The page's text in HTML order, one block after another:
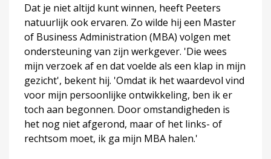
Dat je niet altijd kunt winnen, heeft Peeters
natuurlijk ook ervaren. Zo wilde hij een Master
of Business Administration (MBA) volgen met
ondersteuning van zijn werkgever. 'Die wees
mijn verzoek af en dat voelde als een klap in mijn
gezicht', bekent hij. 'Omdat ik het waardevol vind
voor mijn persoonlijke ontwikkeling, ben ik er
toch aan begonnen. Door omstandigheden is
het nog niet afgerond, maar of het links- of
rechtsom moet, ik ga mijn MBA halen.'